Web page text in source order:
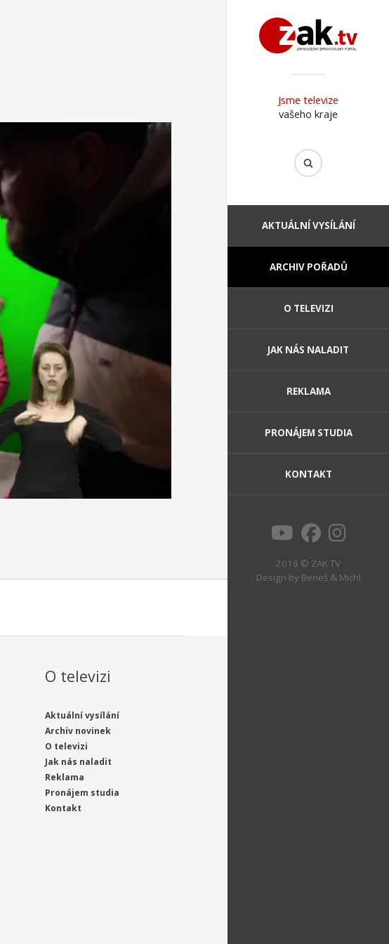
Jsme televize
vašeho kraje
AKTUÁLNÍ VYSÍLÁNÍ
ARCHIV POŘADŮ
O TELEVIZI
JAK NÁS NALADIT
REKLAMA
PRONÁJEM STUDIA
KONTAKT
2016 © ZAK TV
Design by Beneš & Michl
O televizi
Aktuální vysílání
Archiv novinek
O televizi
Jak nás naladit
Reklama
Pronájem studia
Kontakt